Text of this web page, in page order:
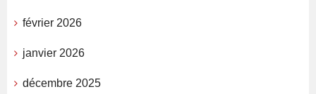
février 2026
janvier 2026
décembre 2025